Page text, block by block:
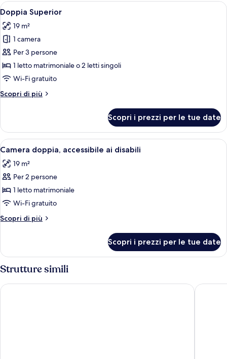
Apri
tutte
le
foto
per
Doppia
Superior
Una camera d'albergo con due letti,
7
Doppia Superior
19 m²
1 camera
Per 3 persone
1 letto matrimoniale o 2 letti singoli
Wi-Fi gratuito
Scopri di più
Altri
Superior
Scopri i prezzi per le tue date
Apri
tutte
le
foto
per
Camera
doppia,
accessibile
disabili
Paesaggio montano con cime
6
Camera doppia, accessibile ai disabili
19 m²
Per 2 persone
1 letto matrimoniale
Wi-Fi gratuito
Scopri di più
Altri
doppia,
accessibile
ai
disabili
Scopri i prezzi per le tue date
Strutture simili
Pointe Isabelle